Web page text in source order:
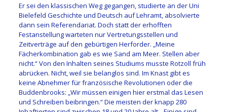
Er sei den klassischen Weg gegangen, studierte an der Uni
Bielefeld Geschichte und Deutsch auf Lehramt, absolvierte
dann sein Referendariat. Doch statt der erhofften
Festanstellung warteten nur Vertretungsstellen und
Zeitverträge auf den gebürtigen Herforder. „Meine
Fächerkombination gab es wie Sand am Meer. Stellen aber
nicht.“ Von den Inhalten seines Studiums musste Rotzoll früh
abrücken. Nicht, weil sie belanglos sind. Im Knast gibt es
keine Abnehmer für französische Revolutionen oder die
Buddenbrooks: „Wir müssen einigen hier erstmal das Lesen
und Schreiben beibringen.“ Die meisten der knapp 280